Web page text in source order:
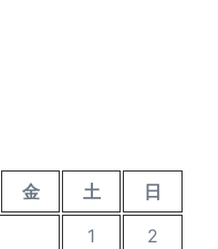
金 土
日
1
2